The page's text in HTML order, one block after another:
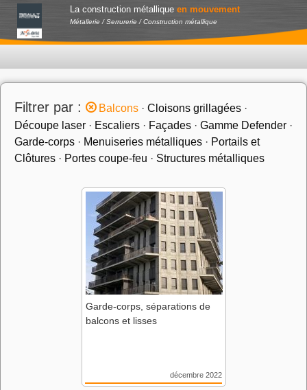
La construction métalliqueen mouvement
Métallerie / Serrurerie / Construction métallique
Filtrer par : Balcons · Cloisons grillagées ·
Découpe laser · Escaliers · Façades · Gamme Defender ·
Garde-corps · Menuiseries métalliques · Portails et
Clôtures · Portes coupe-feu · Structures métalliques
Garde-corps, séparations de
balcons et lisses
décembre 2022